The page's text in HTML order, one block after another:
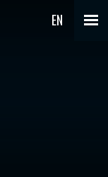
EN